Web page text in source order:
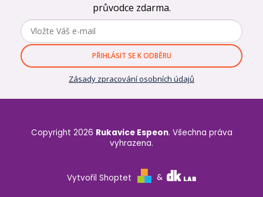
průvodce zdarma.
PŘIHLÁSIT SE K ODBĚRU
Zásady zpracování osobních údajů
Vytvořil Shoptet &
Copyright 2026 Rukavice Espeon. Všechna práva
vyhrazena.